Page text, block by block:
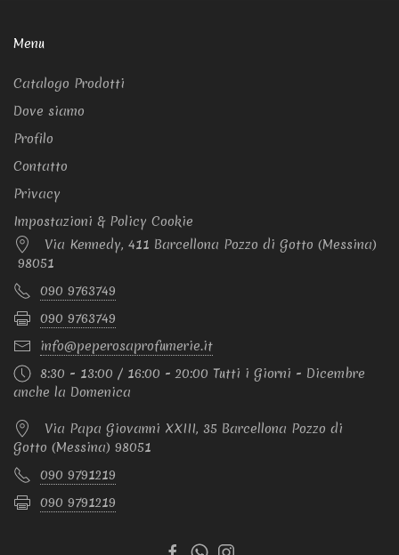
Menu
Catalogo Prodotti
Dove siamo
Profilo
Contatto
Privacy
Impostazioni & Policy Cookie
Via Kennedy, 411 Barcellona Pozzo di Gotto (Messina)
98051
090 9763749
090 9763749
info@peperosaprofumerie.it
8:30 - 13:00 / 16:00 - 20:00 Tutti i Giorni - Dicembre
anche la Domenica
Via Papa Giovanni XXIII, 35 Barcellona Pozzo di
Gotto (Messina) 98051
090 9791219
090 9791219